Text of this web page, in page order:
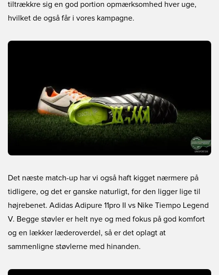
tiltrækkre sig en god portion opmærksomhed hver uge,
hvilket de også får i vores kampagne.
Det næste match-up har vi også haft kigget nærmere på
tidligere, og det er ganske naturligt, for den ligger lige til
højrebenet. Adidas Adipure 11pro II vs Nike Tiempo Legend
V. Begge støvler er helt nye og med fokus på god komfort
og en lækker læderoverdel, så er det oplagt at
sammenligne støvlerne med hinanden.